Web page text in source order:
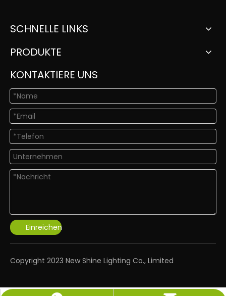
SCHNELLE LINKS
PRODUKTE
KONTAKTIERE UNS
Einreichen
​Copyright 2023 New Shine Lighting Co., Limited